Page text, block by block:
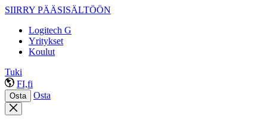
SIIRRY PÄÄSISÄLTÖÖN
Logitech G
Yritykset
Koulut
Tuki
FI,fi
Osta Osta